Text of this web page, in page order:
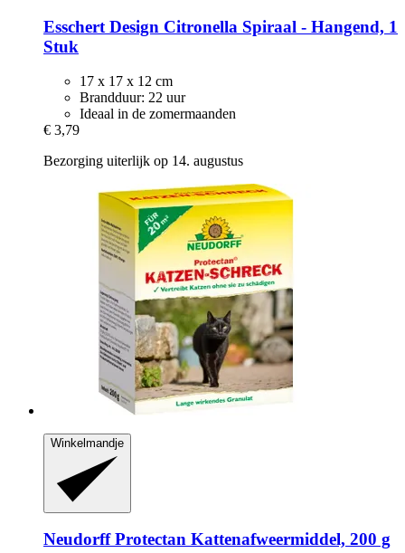
Esschert Design Citronella Spiraal -​ Hangend, 1
Stuk
17 x 17 x 12 cm
Brandduur: 22 uur
Ideaal in de zomermaanden
€ 3,79
Bezorging uiterlijk op 14. augustus
Winkelmandje
NeudorffProtectan Kattenafweermiddel, 200 g